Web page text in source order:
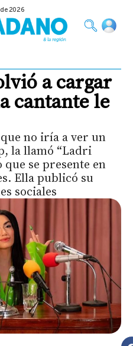
2026
a cargar
cantante le
no iría a ver un
la llamó “Ladri
se presente en
Ella publicó su
sociales